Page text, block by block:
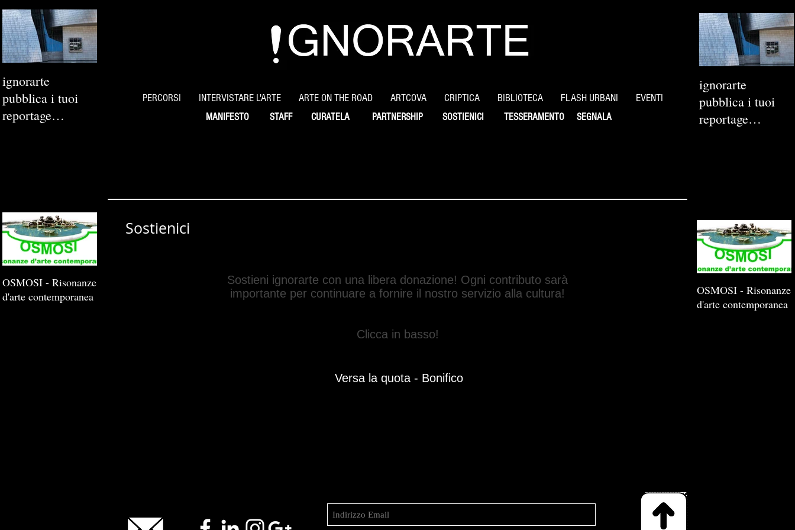
ignorarte
pubblica i tuoi
reportage
PERCORSI INTERVISTARE L'ARTE ARTE ON THE ROAD ARTCOVA CRIPTICA BIBLIOTECA FLASH URBANI EVENTI
MANIFESTO STAFF CURATELA PARTNERSHIP SOSTIENICI SEGNALA
TESSERAMENTO
ignorarte
pubblica i tuoi
reportage
Sostienici
Sostieni ignorarte con una libera donazione! Ogni contributo sarà
importante per continuare a fornire il nostro servizio alla cultura!
Clicca in basso!
Versa la quota - Bonifico
OSMOSI - Risonanze
d'arte contemporanea
OSMOSI - Risonanze
d'arte contemporanea